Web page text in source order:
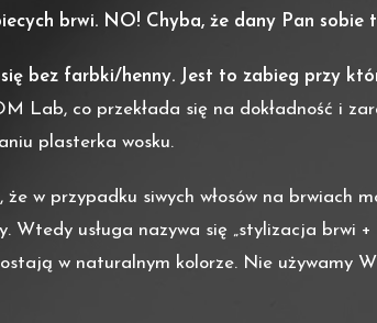
brwi. NO! Chyba, że dany Pan sobie
bez farbki/henny. Jest to zabieg przy
Lab, co przekłada się na dokładność i
plasterka wosku.
że w przypadku siwych włosów na brwiach
Wtedy usługa nazywa się „stylizacja brwi
w naturalnym kolorze. Nie używamy